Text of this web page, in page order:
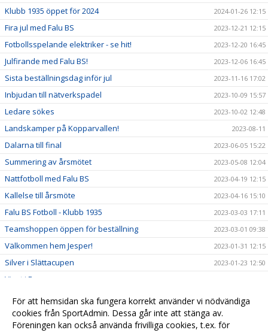
Klubb 1935 öppet för 2024 2024-01-26 12:15
Fira jul med Falu BS 2023-12-21 12:15
Fotbollsspelande elektriker - se hit! 2023-12-20 16:45
Julfirande med Falu BS! 2023-12-06 16:45
Sista beställningsdag inför jul 2023-11-16 17:02
Inbjudan till nätverkspadel 2023-10-09 15:57
Ledare sökes 2023-10-02 12:48
Landskamper på Kopparvallen! 2023-08-11
Dalarna till final 2023-06-05 15:22
Summering av årsmötet 2023-05-08 12:04
Nattfotboll med Falu BS 2023-04-19 12:15
Kallelse till årsmöte 2023-04-16 15:10
Falu BS Fotboll - Klubb 1935 2023-03-03 17:11
Teamshoppen öppen för beställning 2023-03-01 09:38
Välkommen hem Jesper! 2023-01-31 12:15
Silver i Slättacupen 2023-01-23 12:50
Vinst i Forssacupen
Nätverksträffar 2023 2022-12-27 16:50
Väkommen Besnik! 2022-12-22 16:51
Välkommen Kevin! 2022-12-21 16:53
För att hemsidan ska fungera korrekt använder vi nödvändiga
cookies från SportAdmin. Dessa går inte att stänga av.
Föreningen kan också använda frivilliga cookies, t.ex. för